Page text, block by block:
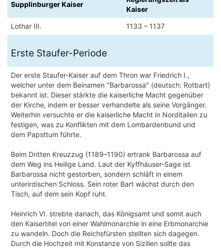
Supplinburger Kaiser
Kaiser
Lothar III.
1133 – 1137
Erste Staufer-Periode
Der erste Staufer-Kaiser auf dem Thron war Friedrich I.,
welcher unter dem Beinamen "Barbarossa" (deutsch: Rotbart)
bekannt ist. Dieser stärkte die kaiserliche Macht gegenüber
der Kirche, indem er besser verhandelte als seine Vorgänger.
Weiterhin versuchte er die kaiserliche Macht in Norditalien zu
festigen, was zu Konflikten mit dem Lombardenbund und
dem Papsttum führte.
Beim Dritten Kreuzzug (1189–1190) ertrank Barbarossa auf
dem Weg ins Heilige Land. Laut der Kyffhäuser-Sage ist
Barbarossa nicht gestorben, sondern schläft in einem
unterirdischen Schloss. Sein roter Bart wächst durch den
Tisch, auf dem sein Kopf ruht.
Heinrich VI. strebte danach, das Königsamt und somit auch
den Kaisertitel von einer Wahlmonarchie in eine Erbmonarchie
zu wandeln. Doch die Reichsfürsten stellten sich dagegen.
Durch die Hochzeit mit Konstanze von Sizilien sollte das